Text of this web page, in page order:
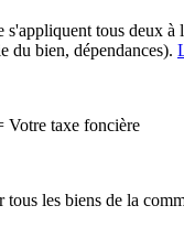
tous deux à
du bien, dépendances).
Votre taxe foncière
les biens de la